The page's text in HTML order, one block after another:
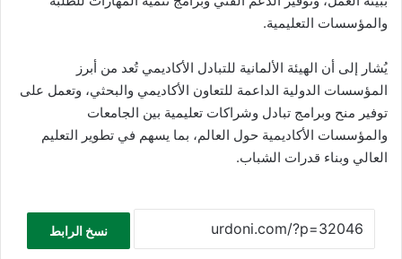
والمؤسسات التعليمية.
يُشار إلى أن الهيئة الألمانية للتبادل الأكاديمي تُعد من أبرز
المؤسسات الدولية الداعمة للتعاون الأكاديمي والبحثي، وتعمل على
توفير منح وبرامج تبادل وشراكات تعليمية بين الجامعات
والمؤسسات الأكاديمية حول العالم، بما يسهم في تطوير التعليم
العالي وبناء قدرات الشباب.
نسخ الرابط